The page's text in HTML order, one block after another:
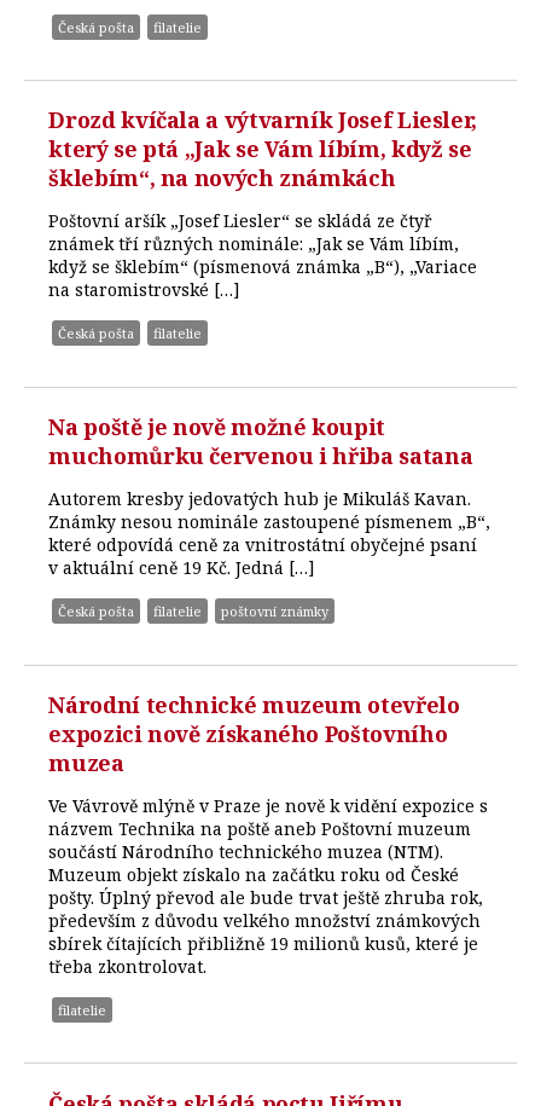
Česká pošta filatelie
Drozd kvíčala a výtvarník Josef Liesler,
který se ptá „Jak se Vám líbím, když se
šklebím“, na nových známkách
Poštovní aršík „Josef Liesler“ se skládá ze čtyř
známek tří různých nominále: „Jak se Vám líbím,
když se šklebím“ (písmenová známka „B“), „Variace
na staromistrovské […]
Česká pošta filatelie
Na poště je nově možné koupit
muchomůrku červenou i hřiba satana
Autorem kresby jedovatých hub je Mikuláš Kavan.
Známky nesou nominále zastoupené písmenem „B“,
které odpovídá ceně za vnitrostátní obyčejné psaní
v aktuální ceně 19 Kč. Jedná […]
Česká pošta filatelie poštovní známky
Národní technické muzeum otevřelo
expozici nově získaného Poštovního
muzea
Ve Vávrově mlýně v Praze je nově k vidění expozice s
názvem Technika na poště aneb Poštovní muzeum
součástí Národního technického muzea (NTM).
Muzeum objekt získalo na začátku roku od České
pošty. Úplný převod ale bude trvat ještě zhruba rok,
především z důvodu velkého množství známkových
sbírek čítajících přibližně 19 milionů kusů, které je
třeba zkontrolovat.
filatelie